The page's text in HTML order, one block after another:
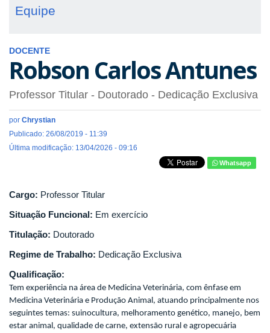
Equipe
DOCENTE
Robson Carlos Antunes
Professor Titular - Doutorado - Dedicação Exclusiva
por Chrystian
Publicado: 26/08/2019 - 11:39
Última modificação: 13/04/2026 - 09:16
Whatsapp
Cargo: Professor Titular
Situação Funcional: Em exercício
Titulação: Doutorado
Regime de Trabalho: Dedicação Exclusiva
Qualificação:
Tem experiência na área de Medicina Veterinária, com ênfase em
Medicina Veterinária e Produção Animal, atuando principalmente nos
seguintes temas: suinocultura, melhoramento genético, manejo, bem
estar animal, qualidade de carne, extensão rural e agropecuária